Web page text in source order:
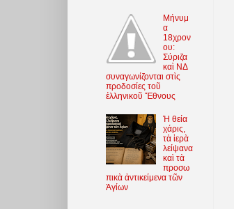
Μήνυμ
α
18χρον
ου:
Σύριζα
καὶ ΝΔ
συναγωνίζονται στὶς
προδοσίες τοῦ
ἑλληνικοῦ Ἔθνους
Ἡ θεία
χάρις,
τὰ ἱερὰ
λείψανα
καὶ τὰ
προσω
πικὰ ἀντικείμενα τῶν
Ἁγίων